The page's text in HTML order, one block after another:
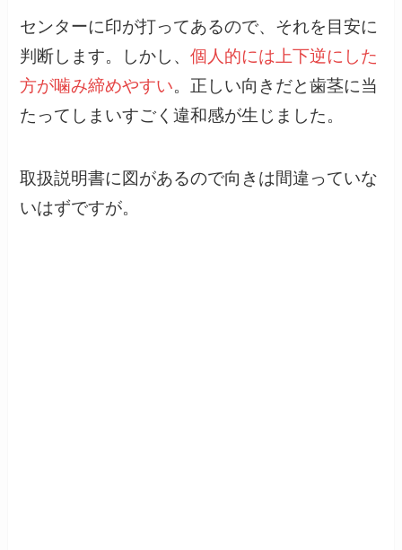
センターに印が打ってあるので、それを目安に
判断します。しかし、個人的には上下逆にした
方が噛み締めやすい。正しい向きだと歯茎に当
たってしまいすごく違和感が生じました。
取扱説明書に図があるので向きは間違っていな
いはずですが。